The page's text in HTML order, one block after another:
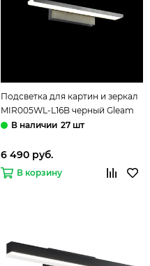
Подсветка для картин и зеркал
MIR005WL-L16B черный Gleam
Maytoni
27 шт
6 490 руб.
В корзину